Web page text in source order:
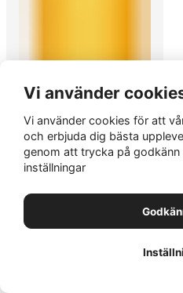
Vi använder
Vi använder cookies för att
och erbjuda dig bästa
genom att trycka på godkänn
inställningar